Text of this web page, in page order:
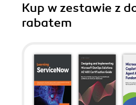
Kup w zestawie z
rabatem